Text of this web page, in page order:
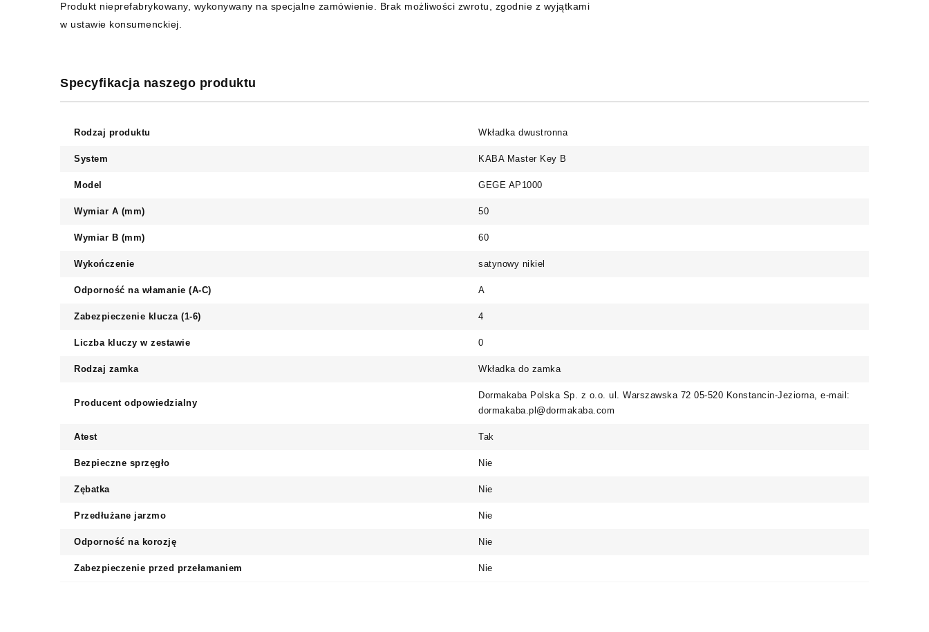
Produkt nieprefabrykowany, wykonywany na specjalne zamówienie. Brak możliwości zwrotu, zgodnie z wyjątkami
w ustawie konsumenckiej.
Specyfikacja naszego produktu
Rodzaj produktu Wkładka dwustronna
System KABA Master Key B
Model GEGE AP1000
Wymiar A (mm) 50
Wymiar B (mm) 60
Wykończenie satynowy nikiel
Odporność na włamanie (A-C) A
Zabezpieczenie klucza (1-6) 4
Liczba kluczy w zestawie 0
Rodzaj zamka Wkładka do zamka
Producent odpowiedzialny
Dormakaba Polska Sp. z o.o. ul. Warszawska 72 05-520 Konstancin-Jeziorna, e-mail:
dormakaba.pl@dormakaba.com
Atest Tak
Bezpieczne sprzęgło Nie
Zębatka Nie
Przedłużane jarzmo Nie
Odporność na korozję Nie
Zabezpieczenie przed przełamaniem Nie